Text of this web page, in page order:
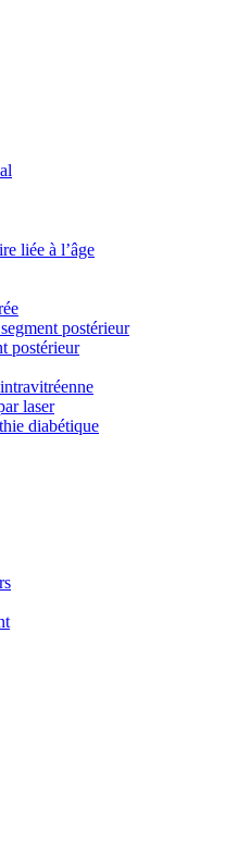
liée à l’âge
postérieur
postérieur
laser
diabétique